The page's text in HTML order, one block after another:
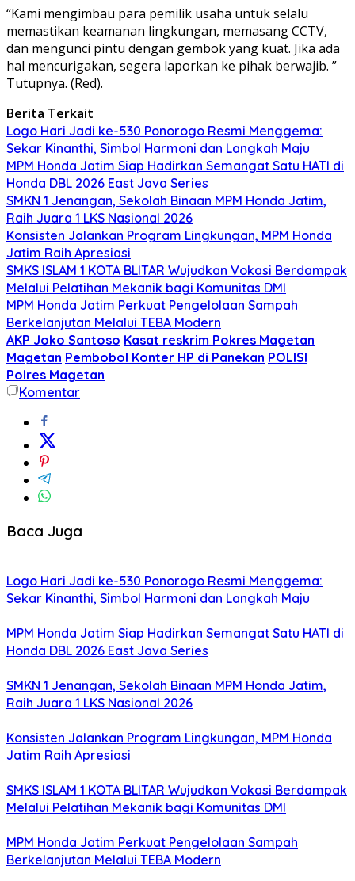
“Kami mengimbau para pemilik usaha untuk selalu
memastikan keamanan lingkungan, memasang CCTV,
dan mengunci pintu dengan gembok yang kuat. Jika ada
hal mencurigakan, segera laporkan ke pihak berwajib. ”
Tutupnya. (Red).
Berita Terkait
Logo Hari Jadi ke-530 Ponorogo Resmi Menggema:
Sekar Kinanthi, Simbol Harmoni dan Langkah Maju
MPM Honda Jatim Siap Hadirkan Semangat Satu HATI di
Honda DBL 2026 East Java Series
SMKN 1 Jenangan, Sekolah Binaan MPM Honda Jatim,
Raih Juara 1 LKS Nasional 2026
Konsisten Jalankan Program Lingkungan, MPM Honda
Jatim Raih Apresiasi
SMKS ISLAM 1 KOTA BLITAR Wujudkan Vokasi Berdampak
Melalui Pelatihan Mekanik bagi Komunitas DMI
MPM Honda Jatim Perkuat Pengelolaan Sampah
Berkelanjutan Melalui TEBA Modern
AKP Joko Santoso Kasat reskrim Pokres Magetan
Magetan Pembobol Konter HP di Panekan POLISI
Polres Magetan
Komentar
Baca Juga
Logo Hari Jadi ke-530 Ponorogo Resmi Menggema:
Sekar Kinanthi, Simbol Harmoni dan Langkah Maju
MPM Honda Jatim Siap Hadirkan Semangat Satu HATI di
Honda DBL 2026 East Java Series
SMKN 1 Jenangan, Sekolah Binaan MPM Honda Jatim,
Raih Juara 1 LKS Nasional 2026
Konsisten Jalankan Program Lingkungan, MPM Honda
Jatim Raih Apresiasi
SMKS ISLAM 1 KOTA BLITAR Wujudkan Vokasi Berdampak
Melalui Pelatihan Mekanik bagi Komunitas DMI
MPM Honda Jatim Perkuat Pengelolaan Sampah
Berkelanjutan Melalui TEBA Modern